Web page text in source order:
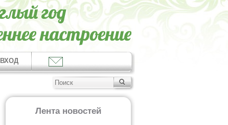
ВХОД
Лента новостей